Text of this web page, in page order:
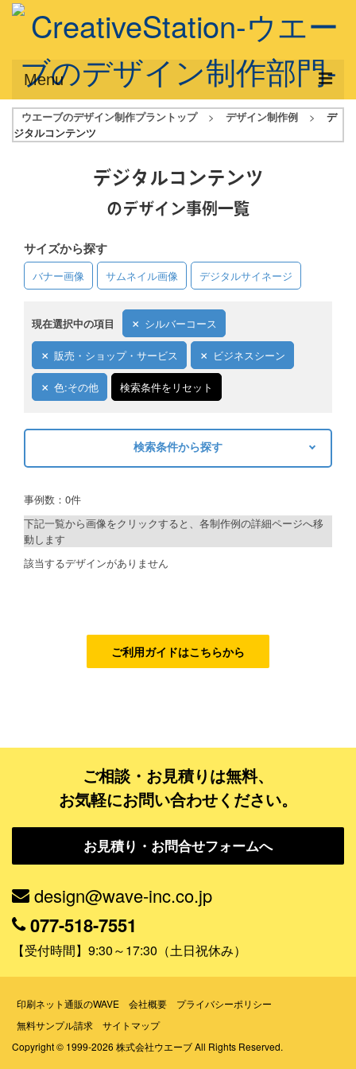
Menu
サービス概要
デザインアシスト
フルデザイン
データ修正
写真からイラスト作成
デザイン制作例
ご利用料金
ご利用ガイド
ご注文方法について
FAQ（よくあるご質問）
資料をダウンロード
ウエーブのデザイン制作プラントップ > デザイン制作例 >
デ
ジタルコンテンツ
デジタルコンテンツ
のデザイン事例一覧
サイズから探す
バナー画像 サムネイル画像 デジタルサイネージ
現在選択中の項目 シルバーコース
販売・ショップ・サービス ビジネスシーン
色:その他 検索条件をリセット
検索条件から探す
制作プランで探す
シルバーコース
ジャンルで探す
飲食店・カフェ
学校・塾・習い事
コンサート・ライブ・演劇
活用シーンで探す
事例数：0件
下記一覧から画像をクリックすると、各制作例の詳細ページへ移
動します
該当するデザインがありません
ご利用ガイドはこちらから
ご相談・お見積りは無料、
お気軽にお問い合わせください。
お見積り・お問合せフォームへ
design@wave-inc.co.jp
077-518-7551
【受付時間】9:30～17:30（土日祝休み）
印刷ネット通販のWAVE 会社概要
プライバシーポリシー
無料サンプル請求
サイトマップ
Copyright © 1999-2026 株式会社ウエーブ All Rights Reserved.